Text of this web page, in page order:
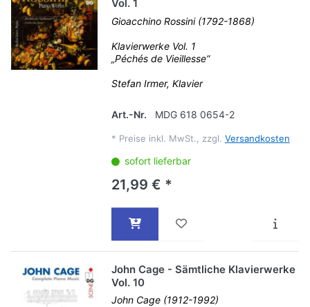
Vol. 1
Gioacchino Rossini (1792-1868)
Klavierwerke Vol. 1
„Péchés de Vieillesse“
Stefan Irmer, Klavier
Art.-Nr. MDG 618 0654-2
* Preise inkl. MwSt., zzgl. Versandkosten
sofort lieferbar
21,99 € *
John Cage - Sämtliche Klavierwerke
Vol. 10
John Cage (1912-1992)